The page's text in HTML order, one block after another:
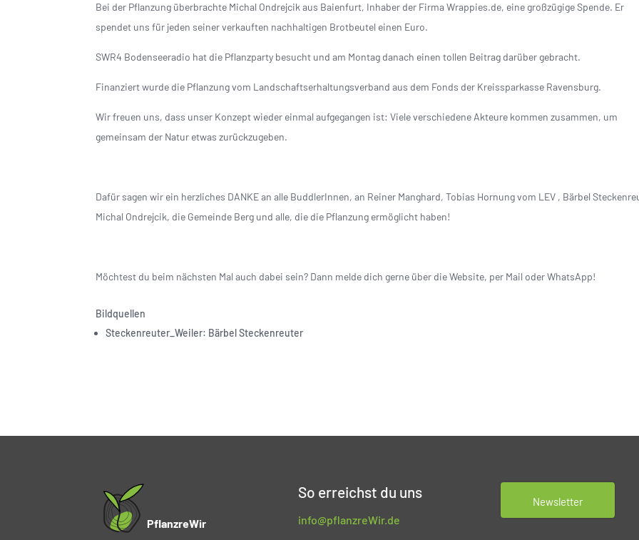
Bei der Pflanzung überbrachte Michal Ondrejcik aus Baienfurt, Inhaber der Firma Wrappies.de, eine großzügige Spende. Er
spendet uns für jeden seiner verkauften nachhaltigen Brotbeutel einen Euro.
SWR4 Bodenseeradio hat die Pflanzparty besucht und am Montag danach einen tollen Beitrag darüber gebracht.
Finanziert wurde die Pflanzung vom Landschaftserhaltungsverband aus dem Fonds der Kreissparkasse Ravensburg.
Wir freuen uns, dass unser Konzept wieder einmal aufgegangen ist: Viele verschiedene Akteure kommen zusammen, um
gemeinsam der Natur etwas zurückzugeben.
Dafür sagen wir ein herzliches DANKE an alle BuddlerInnen, an Reiner Manghard, Tobias Hornung vom LEV , Bärbel
Michal Ondrejcik, die Gemeinde Berg und alle, die die Pflanzung ermöglicht haben!
Möchtest du beim nächsten Mal auch dabei sein? Dann melde dich gerne über die Website, per Mail oder WhatsApp!
Bildquellen
Steckenreuter_Weiler: Bärbel Steckenreuter
PflanzreWir
So erreichst du uns
info@pflanzreWir.de
Newsletter